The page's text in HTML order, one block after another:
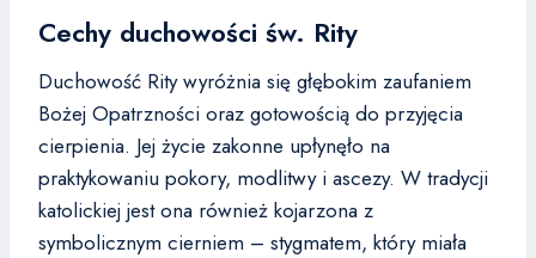
Cechy duchowości św. Rity
Duchowość Rity wyróżnia się głębokim zaufaniem
Bożej Opatrzności oraz gotowością do przyjęcia
cierpienia. Jej życie zakonne upłynęło na
praktykowaniu pokory, modlitwy i ascezy. W tradycji
katolickiej jest ona również kojarzona z
symbolicznym cierniem – stygmatem, który miała